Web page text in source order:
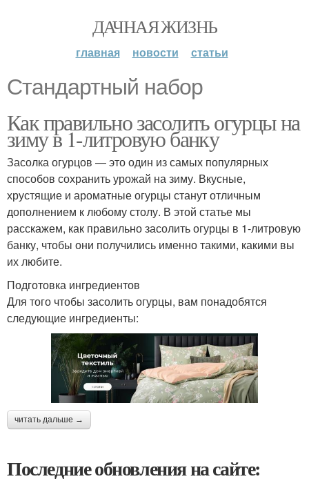
ДАЧНАЯ ЖИЗНЬ
главная новости статьи
Стандартный набор
Как правильно засолить огурцы на
зиму в 1-литровую банку
Засолка огурцов — это один из самых популярных
способов сохранить урожай на зиму. Вкусные,
хрустящие и ароматные огурцы станут отличным
дополнением к любому столу. В этой статье мы
расскажем, как правильно засолить огурцы в 1-литровую
банку, чтобы они получились именно такими, какими вы
их любите.
Подготовка ингредиентов
Для того чтобы засолить огурцы, вам понадобятся
следующие ингредиенты:
читать дальше →
Последние обновления на сайте: